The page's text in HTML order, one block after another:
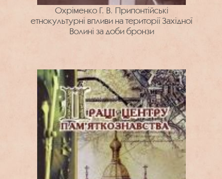
Охріменко Г. В. Припонтійські
етнокультурні впливи на території Західної
Волині за доби бронзи